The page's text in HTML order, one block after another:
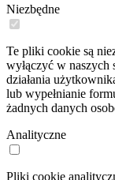
Niezbędne
Te pliki cookie są
wyłączyć w naszych
działania
lub wypełnianie
żadnych danych
Analityczne
Pliki cookie